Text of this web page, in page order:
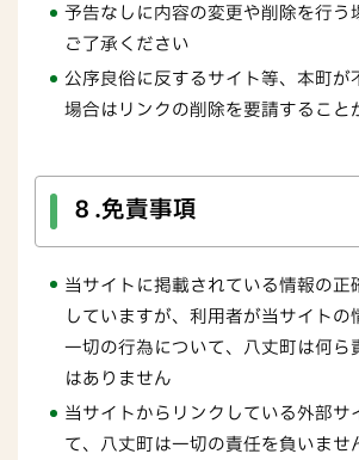
予告なしに内容の変更や削除を行う
ご了承ください
公序良俗に反するサイト等、本町が
場合はリンクの削除を要請すること
８.免責事項
当サイトに掲載されている情報の正
していますが、利用者が当サイトの
一切の行為について、八丈町は何ら
はありません
当サイトからリンクしている外部サ
て、八丈町は一切の責任を負いませ